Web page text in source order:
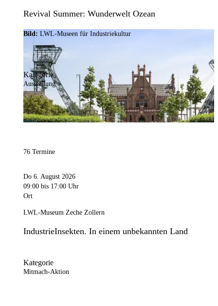
Revival Summer: Wunderwelt Ozean
Bild: LWL-Museen für Industriekultur
Kategorie
Ausstellung
76 Termine
Do 6. August 2026
09:00 bis 17:00 Uhr
Ort
LWL-Museum Zeche Zollern
IndustrieInsekten. In einem unbekannten Land
Kategorie
Mitmach-Aktion